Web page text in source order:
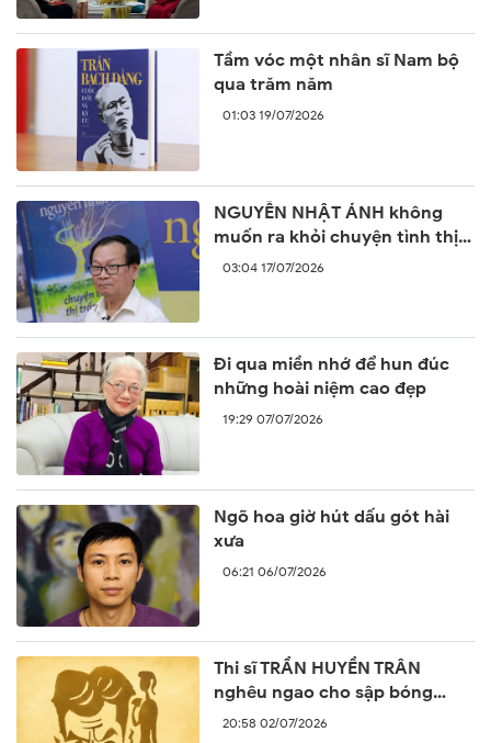
Tầm vóc một nhân sĩ Nam bộ
qua trăm năm
01:03 19/07/2026
NGUYỄN NHẬT ÁNH không
muốn ra khỏi chuyện tình thị
trấn
03:04 17/07/2026
Đi qua miền nhớ để hun đúc
những hoài niệm cao đẹp
19:29 07/07/2026
Ngõ hoa giờ hút dấu gót hài
xưa
06:21 06/07/2026
Thi sĩ TRẦN HUYỀN TRÂN
nghêu ngao cho sập bóng
ngày
20:58 02/07/2026